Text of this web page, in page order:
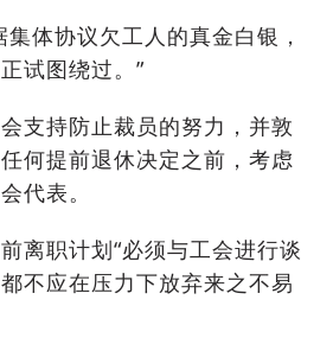
集体协议欠工人的真金白银，
试图绕过。”
支持防止裁员的努力，并敦
何提前退休决定之前，考虑
代表。
离职计划“必须与工会进行谈
不应在压力下放弃来之不易